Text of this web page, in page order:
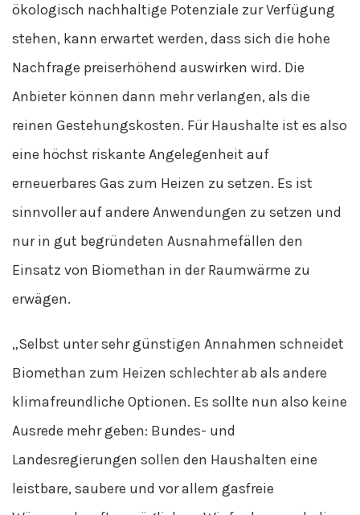
ökologisch nachhaltige Potenziale zur Verfügung
stehen, kann erwartet werden, dass sich die hohe
Nachfrage preiserhöhend auswirken wird. Die
Anbieter können dann mehr verlangen, als die
reinen Gestehungskosten. Für Haushalte ist es also
eine höchst riskante Angelegenheit auf
erneuerbares Gas zum Heizen zu setzen. Es ist
sinnvoller auf andere Anwendungen zu setzen und
nur in gut begründeten Ausnahmefällen den
Einsatz von Biomethan in der Raumwärme zu
erwägen.
„Selbst unter sehr günstigen Annahmen schneidet
Biomethan zum Heizen schlechter ab als andere
klimafreundliche Optionen. Es sollte nun also keine
Ausrede mehr geben: Bundes- und
Landesregierungen sollen den Haushalten eine
leistbare, saubere und vor allem gasfreie